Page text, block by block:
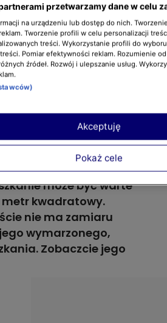
pierwsze
Więcej
Macieja Mindaka
w którym i ona, i
Musiał wyczuły
złotych kupiła 3-
z garażem o wielkości
Na remont
złotych. Całość
złotych, a więc 10 tys.
ale - jak
Maciej - w taki sposób
może być warte
metr kwadratowy.
nie ma zamiaru
wymarzonego,
Zobaczcie jego
przetwarzamy dane w celu
na urządzeniu lub dostęp do nich.
Tworzenie profili w celu personalizacji
treści. Wykorzystanie profili do
Pomiar efektywności reklam. Rozumienie
źródeł. Rozwój i ulepszanie usług.
Pokaż cele
Akceptuję